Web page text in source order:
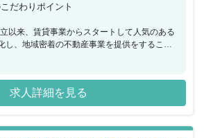
だわりポイント
以来、賃貸事業からスタートして人気のある
し、地域密着の不動産事業を提供をすること
た。多種多様な商材を扱える『総合不動産』
化し、売上は8年連続で上昇中です。今回、
ージメントポジションとして経験豊富な方を
ーナー様や入居者様へ満足度の高いサービス
、給与面や休暇、充実の福利厚生など働きや
求人詳細を見る